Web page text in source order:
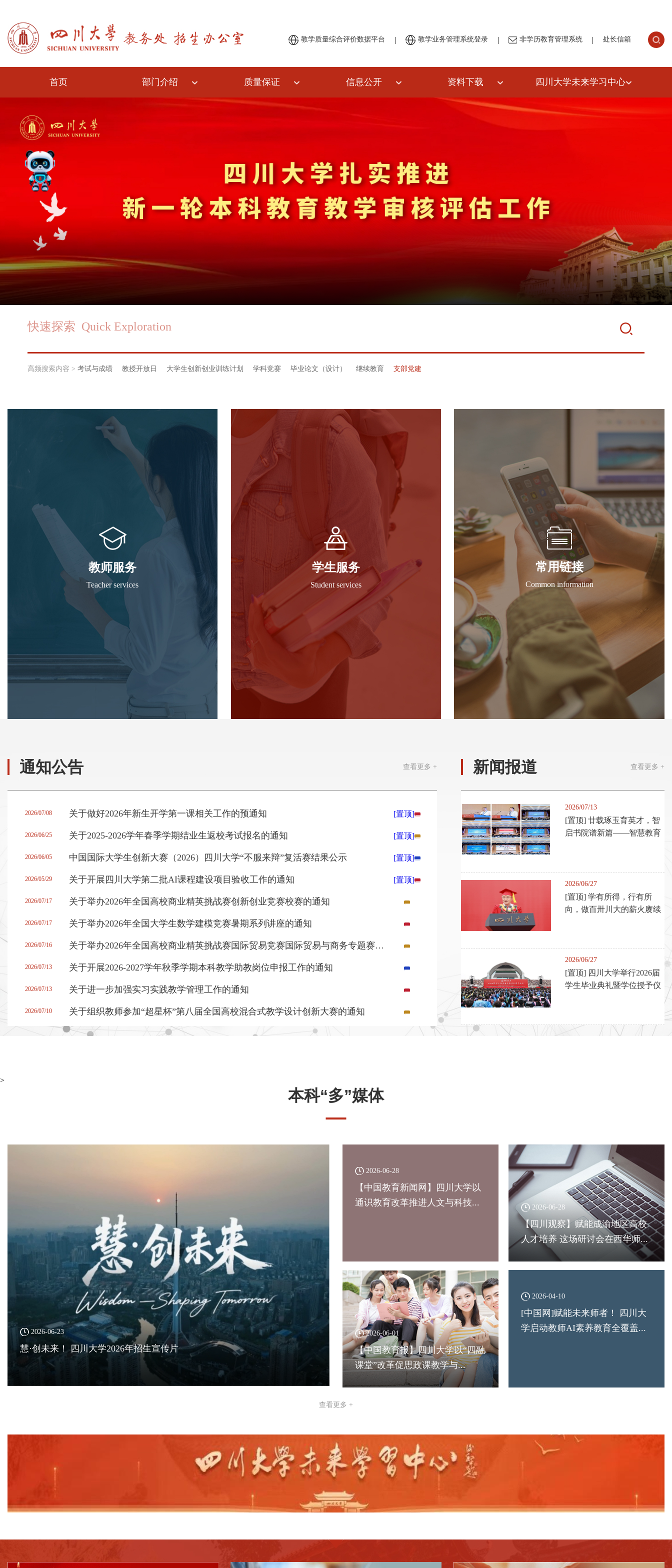
教学质量综合评价数据平台 | 教学业务管理系统登录 | 非学历教育管理系统 | 处长信箱
首页 部门介绍 质量保证 信息公开 资料下载 四川大学未来学习中心
高频搜索内容 > 考试与成绩 教授开放日 大学生创新创业训练计划 学科竞赛 毕业论文（设计） 继续教育 支部党建
教师服务
Teacher services
综合教务系统--教师端
成绩登录
教材建设
学生服务
Student services
学生选课
课表查询
考表查询
学籍异动
教室查询
常用链接
Common information
本科招生网
四川大学本科教学作息时间
开课信息查询
国家高等教育智慧教育平台
通知公告 查看更多 +
2026/07/08 关于做好2026年新生开学第一课相关工作的预通知 [置顶]
2026/06/25 关于2025-2026学年春季学期结业生返校考试报名的通知 [置顶]
2026/06/05 中国国际大学生创新大赛（2026）四川大学“不服来辩”复活赛结果公示 [置顶]
2026/05/29 关于开展四川大学第二批AI课程建设项目验收工作的通知 [置顶]
2026/07/17 关于举办2026年全国高校商业精英挑战赛创新创业竞赛校赛的通知
2026/07/17 关于举办2026年全国大学生数学建模竞赛暑期系列讲座的通知
2026/07/16 关于举办2026年全国高校商业精英挑战赛国际贸易竞赛国际贸易与商务专题赛道校赛的通知
2026/07/13 关于开展2026-2027学年秋季学期本科教学助教岗位申报工作的通知
2026/07/13 关于进一步加强实习实践教学管理工作的通知
2026/07/10 关于组织教师参加“超星杯”第八届全国高校混合式教学设计创新大赛的通知
新闻报道 查看更多 +
2026/07/13
[置顶] 廿载琢玉育英才，智
启书院谱新篇——智慧教育
2026/06/27
[置顶] 学有所得，行有所
向，做百卅川大的薪火赓续
2026/06/27
[置顶] 四川大学举行2026届
学生毕业典礼暨学位授予仪
>
本科“多”媒体
2026-06-23
慧·创未来！ 四川大学2026年招生宣传片
2026-06-28
【中国教育新闻网】四川大学以
通识教育改革推进人文与科技...
2026-06-28
【四川观察】赋能成渝地区高校
人才培养 这场研讨会在西华师...
2026-06-01
【中国教育报】四川大学以“四融
课堂”改革促思政课教学与...
2026-04-10
[中国网]赋能未来师者！ 四川大
学启动教师AI素养教育全覆盖...
查看更多 +